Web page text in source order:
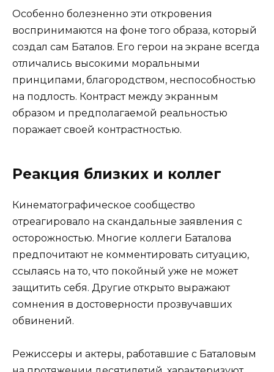
Особенно болезненно эти откровения
воспринимаются на фоне того образа, который
создал сам Баталов. Его герои на экране всегда
отличались высокими моральными
принципами, благородством, неспособностью
на подлость. Контраст между экранным
образом и предполагаемой реальностью
поражает своей контрастностью.
Реакция близких и коллег
Кинематографическое сообщество
отреагировало на скандальные заявления с
осторожностью. Многие коллеги Баталова
предпочитают не комментировать ситуацию,
ссылаясь на то, что покойный уже не может
защитить себя. Другие открыто выражают
сомнения в достоверности прозвучавших
обвинений.
Режиссеры и актеры, работавшие с Баталовым